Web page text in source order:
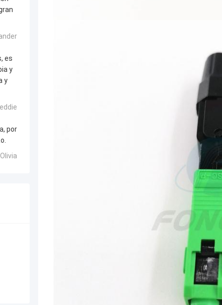
es
y
y
por